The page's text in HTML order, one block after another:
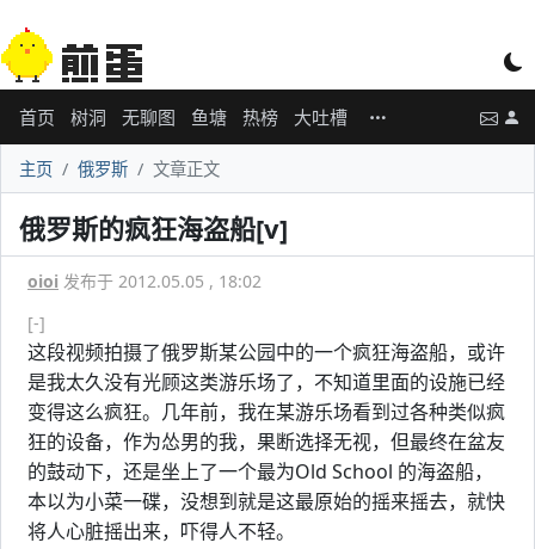
首页 树洞 无聊图 鱼塘 热榜 大吐槽
主页 俄罗斯 文章正文
俄罗斯的疯狂海盗船[v]
oioi 发布于 2012.05.05 , 18:02
[-]
这段视频拍摄了俄罗斯某公园中的一个疯狂海盗船，或许
是我太久没有光顾这类游乐场了，不知道里面的设施已经
变得这么疯狂。几年前，我在某游乐场看到过各种类似疯
狂的设备，作为怂男的我，果断选择无视，但最终在盆友
的鼓动下，还是坐上了一个最为Old School 的海盗船，
本以为小菜一碟，没想到就是这最原始的摇来摇去，就快
将人心脏摇出来，吓得人不轻。